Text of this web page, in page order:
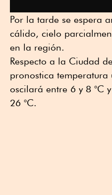
Por la tarde se espera
cálido, cielo
en la región.
Respecto a la Ciudad
pronostica
oscilará entre 6 y 8 °C
26 °C.